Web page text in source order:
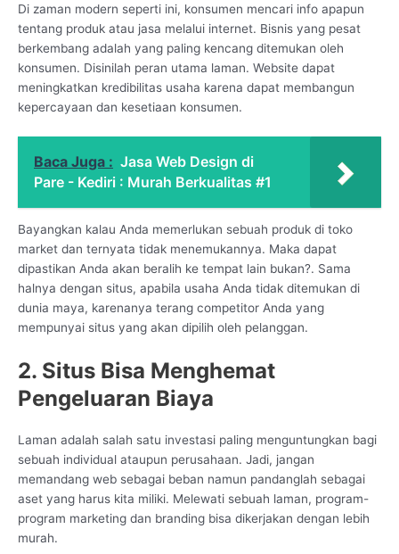
Di zaman modern seperti ini, konsumen mencari info apapun
tentang produk atau jasa melalui internet. Bisnis yang pesat
berkembang adalah yang paling kencang ditemukan oleh
konsumen. Disinilah peran utama laman. Website dapat
meningkatkan kredibilitas usaha karena dapat membangun
kepercayaan dan kesetiaan konsumen.
Baca Juga : Jasa Web Design di
Pare - Kediri : Murah Berkualitas #1
Bayangkan kalau Anda memerlukan sebuah produk di toko
market dan ternyata tidak menemukannya. Maka dapat
dipastikan Anda akan beralih ke tempat lain bukan?. Sama
halnya dengan situs, apabila usaha Anda tidak ditemukan di
dunia maya, karenanya terang competitor Anda yang
mempunyai situs yang akan dipilih oleh pelanggan.
2. Situs Bisa Menghemat
Pengeluaran Biaya
Laman adalah salah satu investasi paling menguntungkan bagi
sebuah individual ataupun perusahaan. Jadi, jangan
memandang web sebagai beban namun pandanglah sebagai
aset yang harus kita miliki. Melewati sebuah laman, program-
program marketing dan branding bisa dikerjakan dengan lebih
murah.